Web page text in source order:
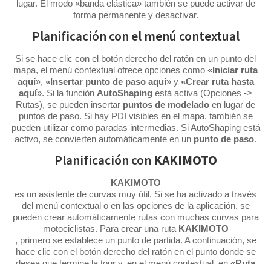
lugar. El modo «banda elástica» también se puede activar de
forma permanente y desactivar.
Planificación con el menú contextual
Si se hace clic con el botón derecho del ratón en un punto del
mapa, el menú contextual ofrece opciones como «Iniciar ruta
aquí», «Insertar punto de paso aquí» y «Crear ruta hasta
aquí». Si la función AutoShaping está activa (Opciones ->
Rutas), se pueden insertar puntos de modelado en lugar de
puntos de paso. Si hay PDI visibles en el mapa, también se
pueden utilizar como paradas intermedias. Si AutoShaping está
activo, se convierten automáticamente en un punto de paso.
Planificación con KAKIMOTO
KAKIMOTO
es un asistente de curvas muy útil. Si se ha activado a través
del menú contextual o en las opciones de la aplicación, se
pueden crear automáticamente rutas con muchas curvas para
motociclistas. Para crear una ruta KAKIMOTO
, primero se establece un punto de partida. A continuación, se
hace clic con el botón derecho del ratón en el punto donde se